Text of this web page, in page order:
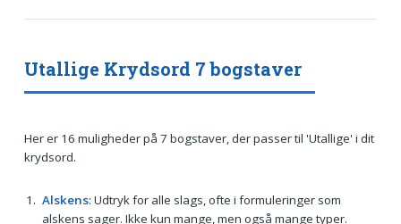
Utallige Krydsord 7 bogstaver
Her er 16 muligheder på 7 bogstaver, der passer til 'Utallige' i dit
krydsord.
Alskens: Udtryk for alle slags, ofte i formuleringer som
alskens sager. Ikke kun mange, men også mange typer.